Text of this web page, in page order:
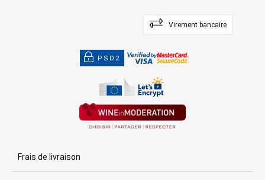
Virement bancaire
PSD2
Frais de livraison